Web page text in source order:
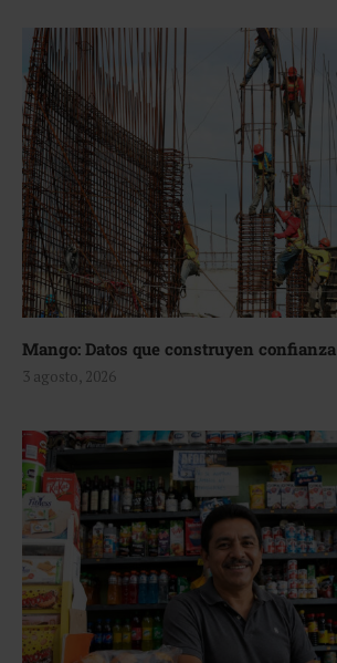
Mango: Datos que construyen confianza
3 agosto, 2026